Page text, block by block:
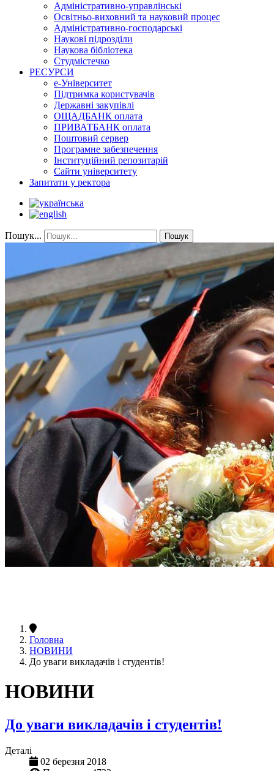
Адміністративно-управлінські
Освітньо-виховний та науковий процес
Адміністративно-господарські
Наукові підрозділи
Наукова бібліотека
Студмістечко
РЕСУРСИ
е-Університет
Підтримка користувачів
Державні закупівлі
ОЩАДБАНК оплата
ПРИВАТБАНК оплата
Поштовий сервер
Програмне забезпечення
Інституційний репозитарій
Сайти університету
Запитати у ректора
Пошук... Пошук
Головна
НОВИНИ
До уваги викладачів і студентів!
НОВИНИ
До уваги викладачів і студентів!
Деталі
02 березня 2018